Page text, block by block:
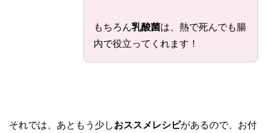
もちろん乳酸菌は、熱で死んでも腸
内で役立ってくれます！
それでは、あともう少しおススメレシピがあるので、お付